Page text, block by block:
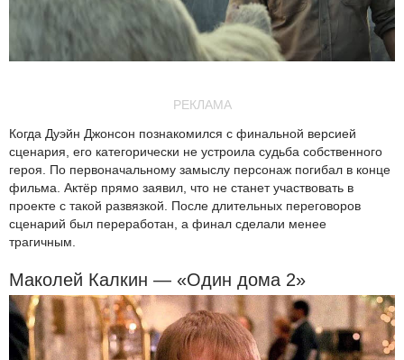
РЕКЛАМА
Когда Дуэйн Джонсон познакомился с финальной версией
сценария, его категорически не устроила судьба собственного
героя. По первоначальному замыслу персонаж погибал в конце
фильма. Актёр прямо заявил, что не станет участвовать в
проекте с такой развязкой. После длительных переговоров
сценарий был переработан, а финал сделали менее
трагичным.
Маколей Калкин — «Один дома 2»